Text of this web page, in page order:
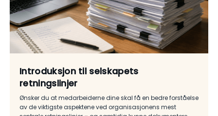
Introduksjon til selskapets
retningslinjer
Ønsker du at medarbeiderne dine skal få en bedre forståelse
av de viktigste aspektene ved organisasjonens mest